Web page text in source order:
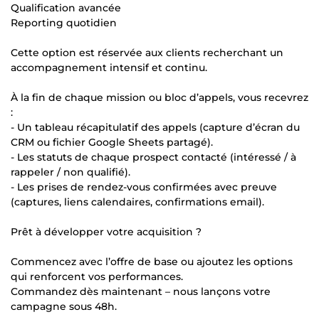
Qualification avancée
Reporting quotidien
Cette option est réservée aux clients recherchant un
accompagnement intensif et continu.
À la fin de chaque mission ou bloc d’appels, vous recevrez
:
- Un tableau récapitulatif des appels (capture d’écran du
CRM ou fichier Google Sheets partagé).
- Les statuts de chaque prospect contacté (intéressé / à
rappeler / non qualifié).
- Les prises de rendez-vous confirmées avec preuve
(captures, liens calendaires, confirmations email).
Prêt à développer votre acquisition ?
Commencez avec l’offre de base ou ajoutez les options
qui renforcent vos performances.
Commandez dès maintenant – nous lançons votre
campagne sous 48h.